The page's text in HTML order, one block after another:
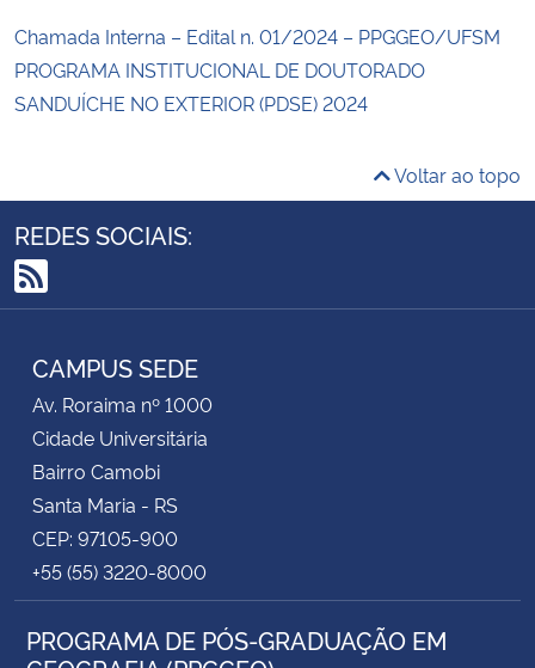
Chamada Interna – Edital n. 01/2024 – PPGGEO/UFSM
PROGRAMA INSTITUCIONAL DE DOUTORADO
SANDUÍCHE NO EXTERIOR (PDSE) 2024
Voltar ao topo
REDES SOCIAIS:
RSS
CAMPUS SEDE
Av. Roraima nº 1000
Cidade Universitária
Bairro Camobi
Santa Maria - RS
CEP: 97105-900
+55 (55) 3220-8000
PROGRAMA DE PÓS-GRADUAÇÃO EM